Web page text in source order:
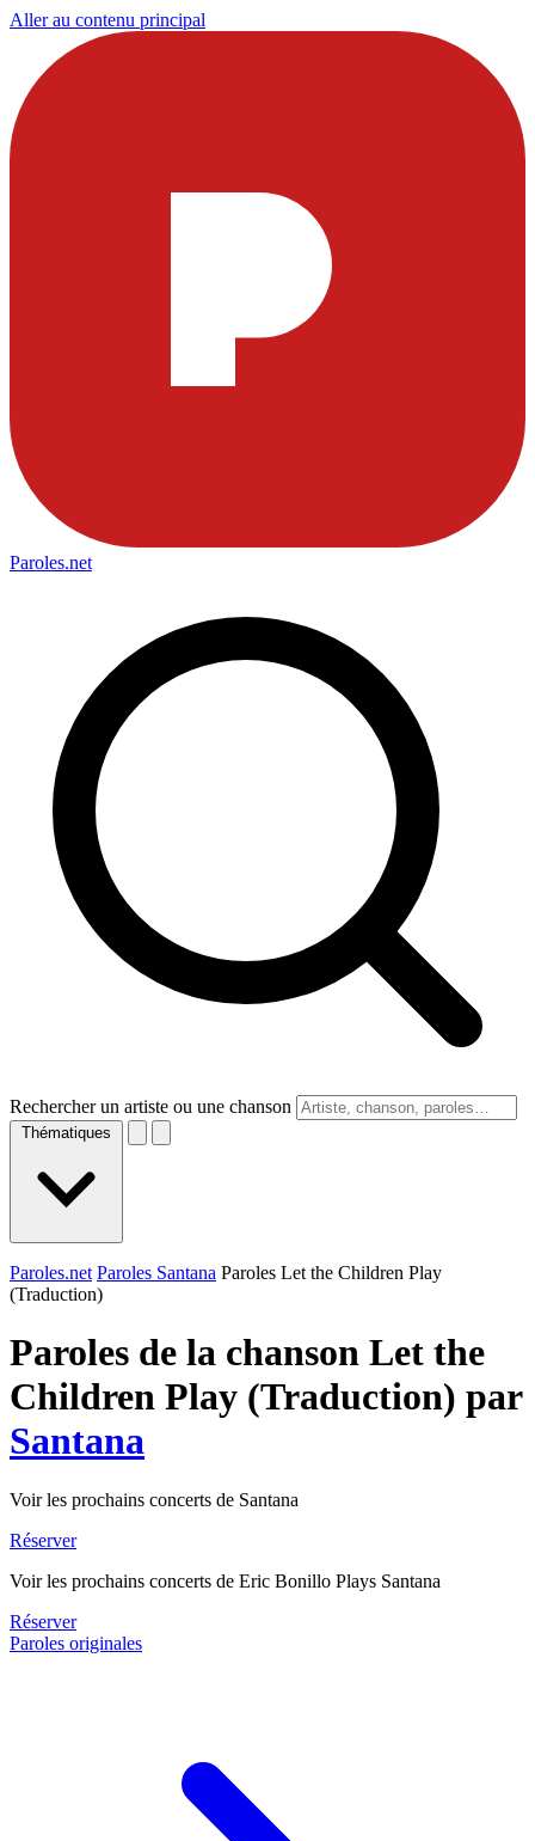
Aller au contenu principal
Paroles.net
Rechercher un artiste ou une chanson
Thématiques
Paroles.net Paroles Santana Paroles Let the Children Play
(Traduction)
Paroles de la chanson Let the
Children Play (Traduction) par
Santana
Voir les prochains concerts de Santana
Réserver
Voir les prochains concerts de Eric Bonillo Plays Santana
Réserver
Paroles originales